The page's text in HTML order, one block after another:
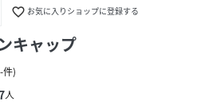
favorite_border お気に入りショップに登録する
キャップ
-件)
人